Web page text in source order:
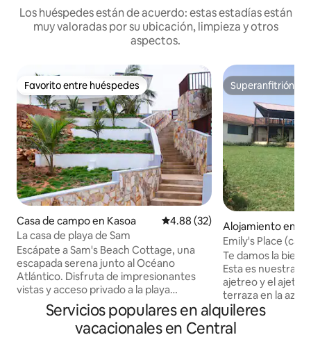
Los huéspedes están de acuerdo: estas estadías están
muy valoradas por su ubicación, limpieza y otros
aspectos.
Favorito entre huéspedes
Favorito entre huéspedes
Casa de campo en Kasoa Calificación promedio: 4.88 de
4.88 (32)
La casa de playa de Sam
Escápate a Sam's Beach Cottage, una
escapada serena junto al Océano
Atlántico. Disfruta de impresionantes
vistas y acceso privado a la playa
mientras te relajas en este moderno
refugio. La encantadora casa de campo
de 2 pisos ofrece acceso exclusivo a la
Superanfitrión
Superanfitrión
Alojamiento en
h
Emily's Place
gratis)
Te damos la
Esta es nuestra
ajetreo y el
terraza en la
La casa tiene dos
doble, uno
con agua
Servicios populares en alquileres
vacacionales en Central